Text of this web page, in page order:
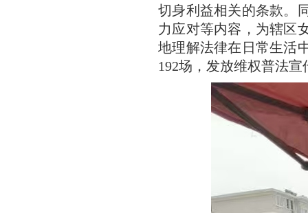
切身利益相关的条款。
力应对等内容，为辖区
地理解法律在日常生活
192场，发放维权普法